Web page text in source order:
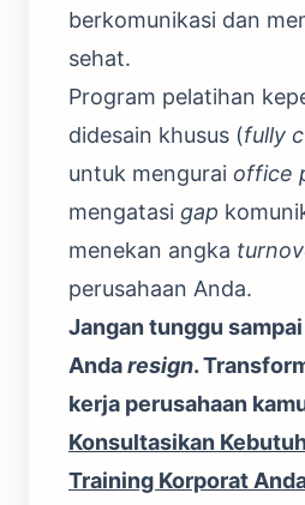
berkomunikasi dan
sehat.
Program pelatihan
didesain khusus (fully
untuk mengurai office
mengatasi gap
menekan angka
perusahaan Anda.
Jangan tunggu
Andaresign.
kerja perusahaan
Konsultasikan
Training Korporat